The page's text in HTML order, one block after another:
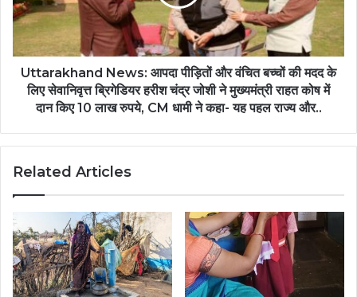
वंचित
बच्चों
की
मदद
सेवानिवृत्त
हरीश
जोशी
राहत
कोष
में
दान
किए
Uttarakhand News: आपदा पीड़ितों और वंचित बच्चों की मदद के
लिए सेवानिवृत्त ब्रिगेडियर हरीश चंद्र जोशी ने मुख्यमंत्री राहत कोष में
दान किए 10 लाख रुपये, CM धामी ने कहा- यह पहल राज्य और..
Related Articles